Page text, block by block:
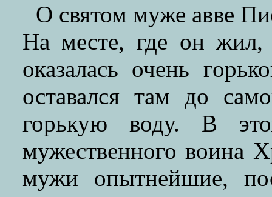
О святом муже авве
На месте, где он жил,
оказалась очень
оставался там до
горькую воду. В
мужественного воина
мужи опытнейшие,